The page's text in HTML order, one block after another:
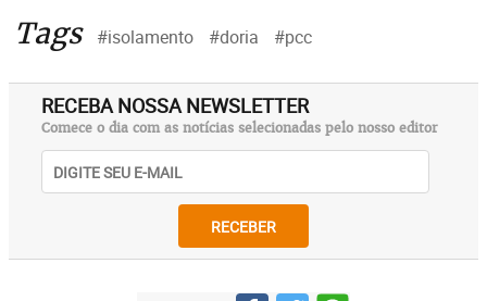
Tags #isolamento #doria #pcc
RECEBA NOSSA NEWSLETTER
Comece o dia com as notícias selecionadas pelo nosso editor
RECEBER